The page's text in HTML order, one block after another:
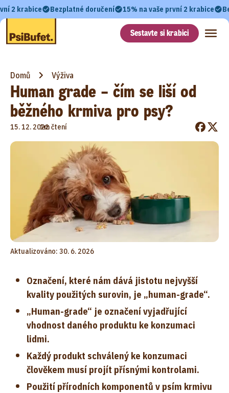
2 krabice Bezplatné doručení 15% na vaše první 2 krabice
Sestavte si krabici
Domů Výživa
Human grade – čím se liší od
běžného krmiva pro psy?
15. 12. 2022
•
1m čtení
Aktualizováno: 30. 6. 2026
Označení, které nám dává jistotu nejvyšší
kvality použitých surovin, je „human-grade“.
„Human-grade“ je označení vyjadřující
vhodnost daného produktu ke konzumaci
lidmi.
Každý produkt schválený ke konzumaci
člověkem musí projít přísnými kontrolami.
Použití přírodních komponentů v psím krmivu